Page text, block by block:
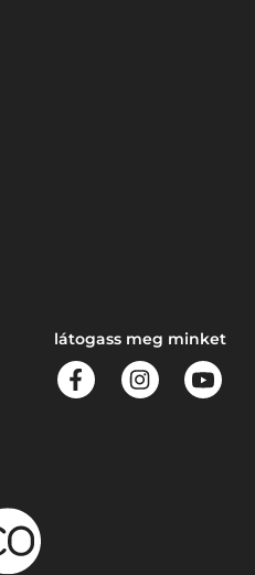
látogass meg minket